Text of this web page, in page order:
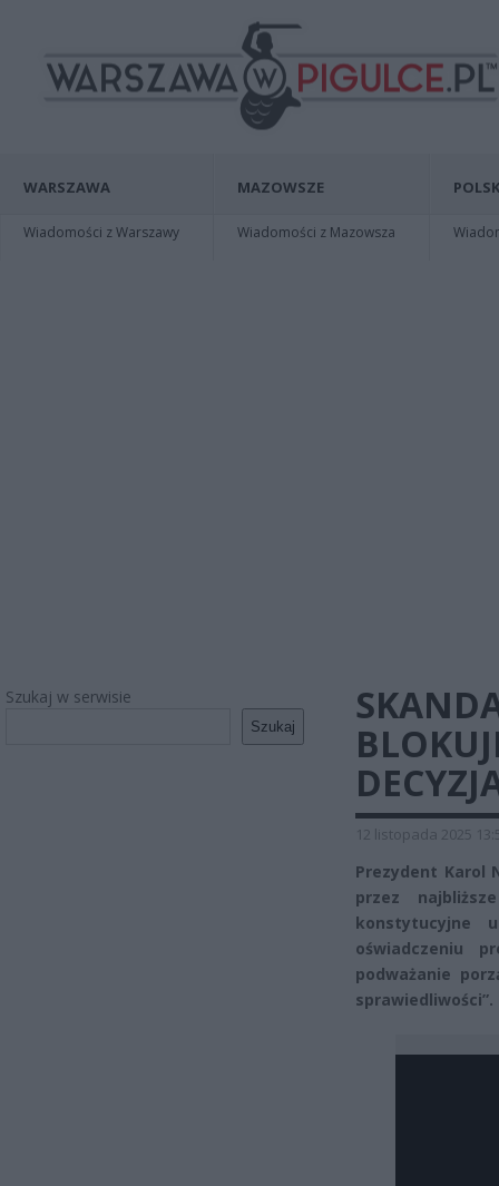
WARSZAWA
Wiadomości z Warszawy
MAZOWSZE
Wiadomości z Mazowsza
Szukaj w serwisie
Szukaj
12 listopada 2025
Prezydent Karol
przez
konstytucyjne
oświadczeniu
podważanie
sprawiedliwości”.